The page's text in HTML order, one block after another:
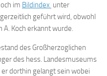
im Bildindex unter
geführt wird, obwohl
Koch erkannt wurde.
des Großherzoglichen
des hess. Landesmuseums
dorthin gelangt sein wobei